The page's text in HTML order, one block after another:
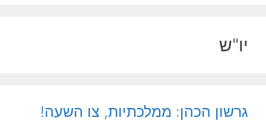
יו"ש
גרשון הכהן: ממלכתיות, צו השעה!